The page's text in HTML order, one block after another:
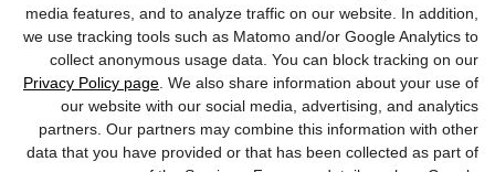
media features, and to analyze traffic on our website. In addition,
we use tracking tools such as Matomo and/or Google Analytics to
collect anonymous usage data. You can block tracking on our
Privacy Policy page . We also share information about your use of
our website with our social media, advertising, and analytics
partners. Our partners may combine this information with other
data that you have provided or that has been collected as part of